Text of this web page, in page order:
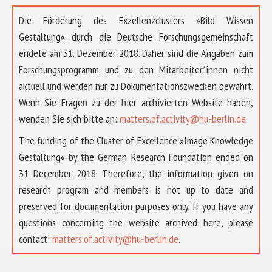
Die Förderung des Exzellenzclusters »Bild Wissen
Gestaltung« durch die Deutsche Forschungsgemeinschaft
endete am 31. Dezember 2018. Daher sind die Angaben zum
Forschungsprogramm und zu den Mitarbeiter*innen nicht
aktuell und werden nur zu Dokumentationszwecken bewahrt.
Wenn Sie Fragen zu der hier archivierten Website haben,
wenden Sie sich bitte an: matters.of.activity@hu-berlin.de.
The funding of the Cluster of Excellence »Image Knowledge
Gestaltung« by the German Research Foundation ended on
31 December 2018. Therefore, the information given on
research program and members is not up to date and
preserved for documentation purposes only. If you have any
questions concerning the website archived here, please
contact: matters.of.activity@hu-berlin.de.